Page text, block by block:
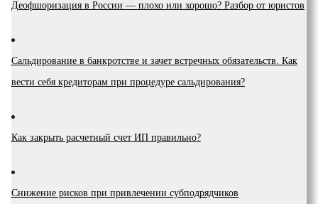
Деофшоризация в России — плохо или хорошо? Разбор от юристов
Сальдирование в банкротстве и зачет встречных обязательств. Как
вести себя кредиторам при процедуре сальдирования?
Как закрыть расчетный счет ИП правильно?
Снижение рисков при привлечении субподрядчиков